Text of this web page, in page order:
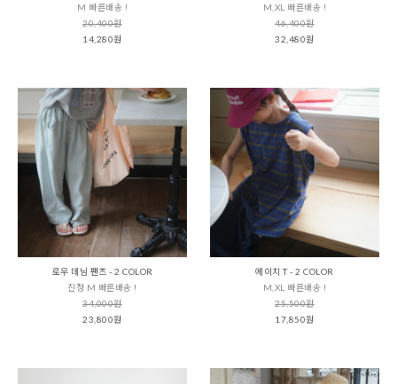
M 빠른배송 !
20,400원
14,280원
M,XL 빠른배송 !
46,400원
32,480원
로우 데님 팬츠 - 2 COLOR
진청 M 빠른배송 !
34,000원
23,800원
에이치 T - 2 COLOR
M,XL 빠른배송 !
25,500원
17,850원